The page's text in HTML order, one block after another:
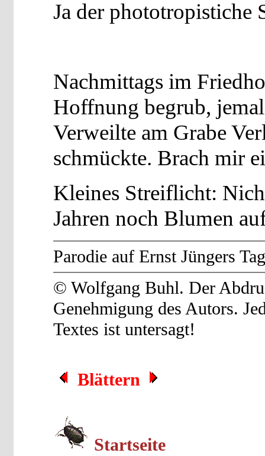
Ja der phototropistiche
Nachmittags im
Hoffnung begrub,
Verweilte am Grabe
schmückte. Brach mir
Kleines Streiflicht:
Jahren noch Blumen
Parodie auf Ernst Jüngers
© Wolfgang Buhl. Der
Genehmigung des Autors.
Textes ist untersagt!
Blättern
Startseite